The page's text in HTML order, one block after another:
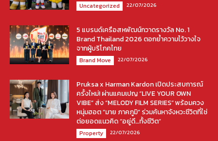
Uncategorized 22/07/2026
5 แบรนด์เครือสหพัฒน์กวาดรางวัล No. 1
Brand Thailand 2026 ตอกย้ำความไว้วางใจ
จากผู้บริโภคไทย
Brand Move 22/07/2026
Pruksa x Harman Kardon เปิดประสบการณ์
ครั้งใหม่! ผ่านแคมเปญ “LIVE YOUR OWN
VIBE” ส่ง “MELODY FILM SERIES” พร้อมควง
หนุ่มฮอต “มาย ภาคภูมิ” ร่วมค้นหาจังหวะชีวิตที่ใช่
ต่อยอดแนวคิด “อยู่ดี…ทั้งชีวิต”
Property 22/07/2026